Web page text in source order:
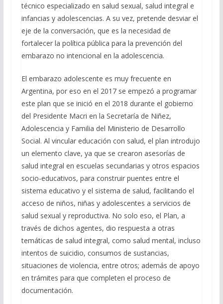
técnico especializado en salud sexual, salud integral e
infancias y adolescencias. A su vez, pretende desviar el
eje de la conversación, que es la necesidad de
fortalecer la política pública para la prevención del
embarazo no intencional en la adolescencia.
El embarazo adolescente es muy frecuente en
Argentina, por eso en el 2017 se empezó a programar
este plan que se inició en el 2018 durante el gobierno
del Presidente Macri en la Secretaría de Niñez,
Adolescencia y Familia del Ministerio de Desarrollo
Social. Al vincular educación con salud, el plan introdujo
un elemento clave, ya que se crearon asesorías de
salud integral en escuelas secundarias y otros espacios
socio-educativos, para construir puentes entre el
sistema educativo y el sistema de salud, facilitando el
acceso de niños, niñas y adolescentes a servicios de
salud sexual y reproductiva. No solo eso, el Plan, a
través de dichos agentes, dio respuesta a otras
temáticas de salud integral, como salud mental, incluso
intentos de suicidio, consumos de sustancias,
situaciones de violencia, entre otros; además de apoyo
en trámites para que completen el proceso de
documentación.